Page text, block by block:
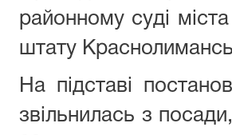
районному суді
штату
На підставі
звільнилась з